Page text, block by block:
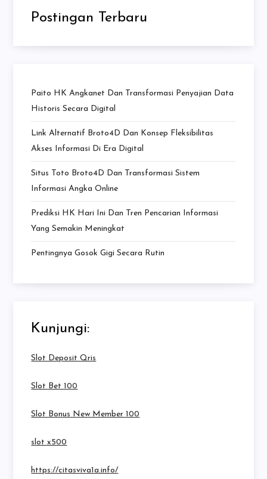
Postingan Terbaru
Paito HK Angkanet Dan Transformasi Penyajian Data
Historis Secara Digital
Link Alternatif Broto4D Dan Konsep Fleksibilitas
Akses Informasi Di Era Digital
Situs Toto Broto4D Dan Transformasi Sistem
Informasi Angka Online
Prediksi HK Hari Ini Dan Tren Pencarian Informasi
Yang Semakin Meningkat
Pentingnya Gosok Gigi Secara Rutin
Kunjungi:
Slot Deposit Qris
Slot Bet 100
Slot Bonus New Member 100
slot x500
https://citasviva1a.info/